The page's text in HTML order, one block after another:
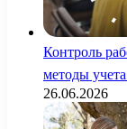
Контроль
методы
26.06.2026